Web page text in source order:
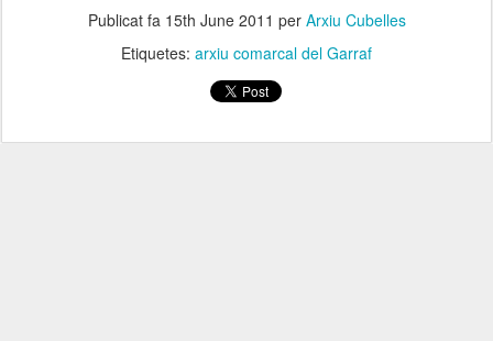
Publicat fa 15th June 2011 per Arxiu Cubelles
Etiquetes: arxiu comarcal del Garraf